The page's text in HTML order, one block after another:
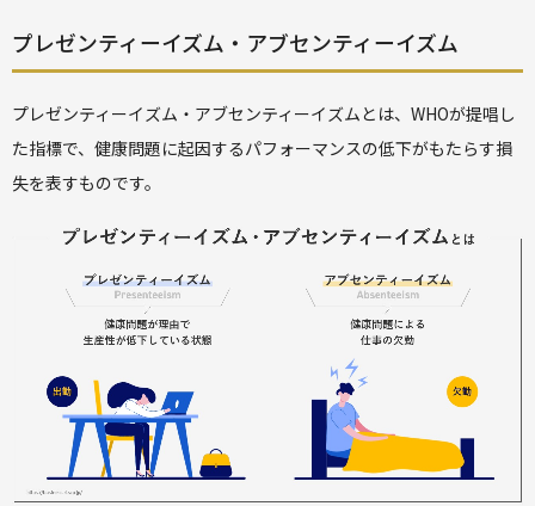
プレゼンティーイズム・アブセンティーイズム
プレゼンティーイズム・アブセンティーイズムとは、WHOが提唱し
た指標で、健康問題に起因するパフォーマンスの低下がもたらす損
失を表すものです。